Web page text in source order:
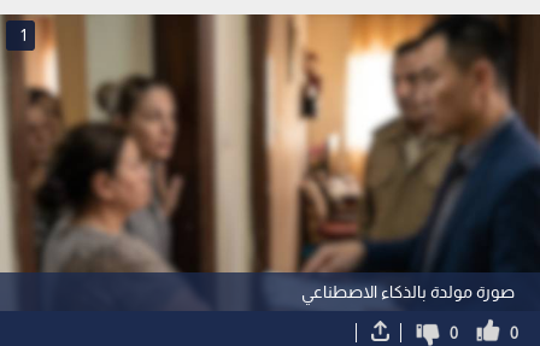
القومي
صورة مولدة بالذكاء الاصطناعي
1
0
0